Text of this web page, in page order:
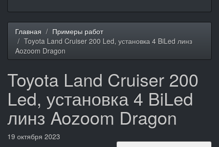
Главная
Примеры работ
Toyota Land Cruiser 200 Led, установка 4 BiLed линз
Aozoom Dragon
Toyota Land Cruiser 200
Led, установка 4 BiLed
линз Aozoom Dragon
19 октября 2023